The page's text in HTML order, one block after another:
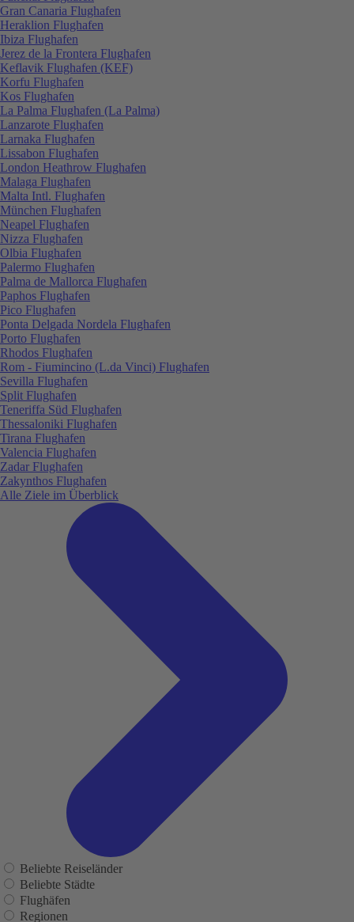
Gran Canaria Flughafen
Heraklion Flughafen
Ibiza Flughafen
Jerez de la Frontera Flughafen
Keflavik Flughafen (KEF)
Korfu Flughafen
Kos Flughafen
La Palma Flughafen (La Palma)
Lanzarote Flughafen
Larnaka Flughafen
Lissabon Flughafen
London Heathrow Flughafen
Malaga Flughafen
Malta Intl. Flughafen
München Flughafen
Neapel Flughafen
Nizza Flughafen
Olbia Flughafen
Palermo Flughafen
Palma de Mallorca Flughafen
Paphos Flughafen
Pico Flughafen
Ponta Delgada Nordela Flughafen
Porto Flughafen
Rhodos Flughafen
Rom - Fiumincino (L.da Vinci) Flughafen
Sevilla Flughafen
Split Flughafen
Teneriffa Süd Flughafen
Thessaloniki Flughafen
Tirana Flughafen
Valencia Flughafen
Zadar Flughafen
Zakynthos Flughafen
Alle Ziele im Überblick
Beliebte Reiseländer
Beliebte Städte
Flughäfen
Regionen